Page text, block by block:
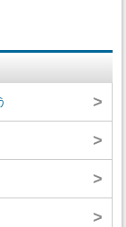
>
>
>
>